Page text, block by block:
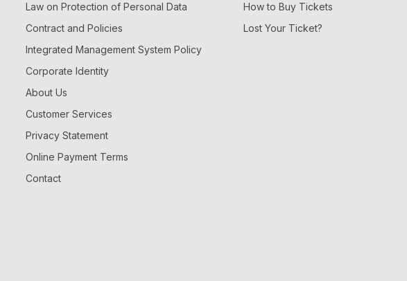
Law on Protection of Personal Data
Contract and Policies
Integrated Management System Policy
Corporate Identity
About Us
Customer Services
Privacy Statement
Online Payment Terms
Contact
How to Buy Tickets
Lost Your Ticket?